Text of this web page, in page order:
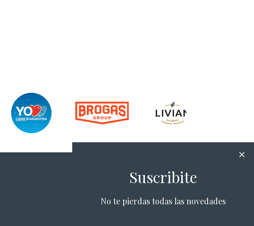
Suscribite
No te pierdas todas las novedades